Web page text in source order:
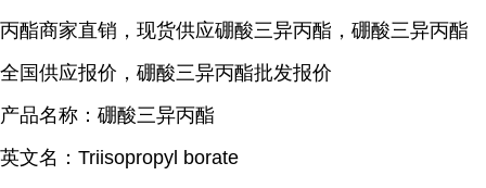
丙酯商家直销，现货供应硼酸三异丙酯，硼酸三异丙酯
全国供应报价，硼酸三异丙酯批发报价
产品名称：硼酸三异丙酯
英文名：Triisopropyl borate